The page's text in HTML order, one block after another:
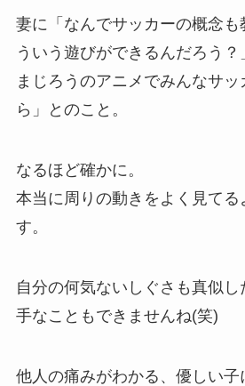
妻に「なんでサッカーの概念も
ういう遊びができるんだろう？
まじろうのアニメでみんなサ
ら」とのこと。
なるほど確かに。
本当に周りの動きをよく見てる
す。
自分の何気ないしぐさも真似
手なこともできませんね(笑)
他人の痛みがわかる、優しい子